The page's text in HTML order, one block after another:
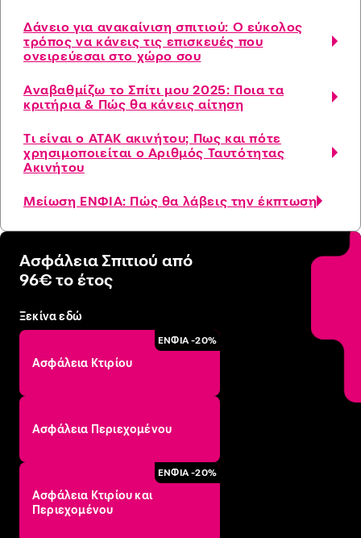
Δάνειο για ανακαίνιση σπιτιού: Ο εύκολος
τρόπος να κάνεις τις επισκευές που
ονειρεύεσαι στο χώρο σου
Αναβαθμίζω το Σπίτι μου 2025: Ποια τα
κριτήρια & Πώς θα κάνεις αίτηση
Tι είναι ο ΑΤΑΚ ακινήτου; Πως και πότε
χρησιμοποιείται ο Αριθμός Ταυτότητας
Ακινήτου
Μείωση ΕΝΦΙΑ: Πώς θα λάβεις την έκπτωση
Ασφάλεια Σπιτιού από
96€ το έτος
Ξεκίνα εδώ
ΕΝΦΙΑ -20%
Ασφάλεια Κτιρίου
Ασφάλεια Περιεχομένου
ΕΝΦΙΑ -20%
Ασφάλεια Κτιρίου και
Περιεχομένου